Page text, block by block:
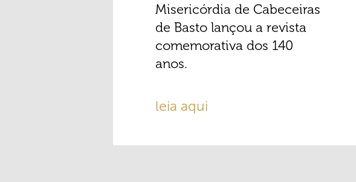
Misericórdia de Cabeceiras
de Basto lançou a revista
comemorativa dos 140
anos.
leia aqui